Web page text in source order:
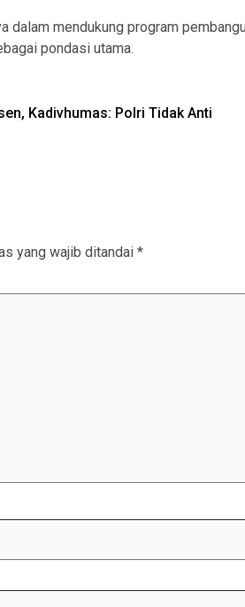
mendukung program
pondasi utama.
Kadivhumas: Polri Tidak Anti
yang wajib ditandai *